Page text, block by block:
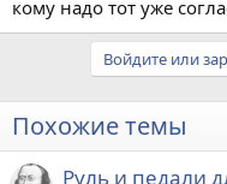
кому надо тот уже
Войдите или
Похожие темы
Руль и педали